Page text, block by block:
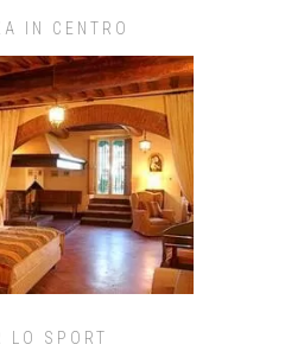
IN CENTRO
LO SPORT